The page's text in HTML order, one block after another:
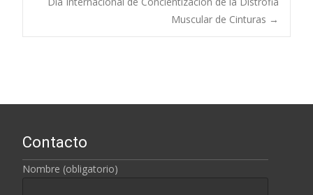
entradas Muscular de Cinturas →
Contacto
Nombre (obligatorio)